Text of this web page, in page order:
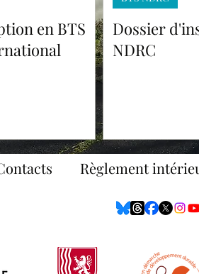
en BTS
Dossier
NDRC
Règlement